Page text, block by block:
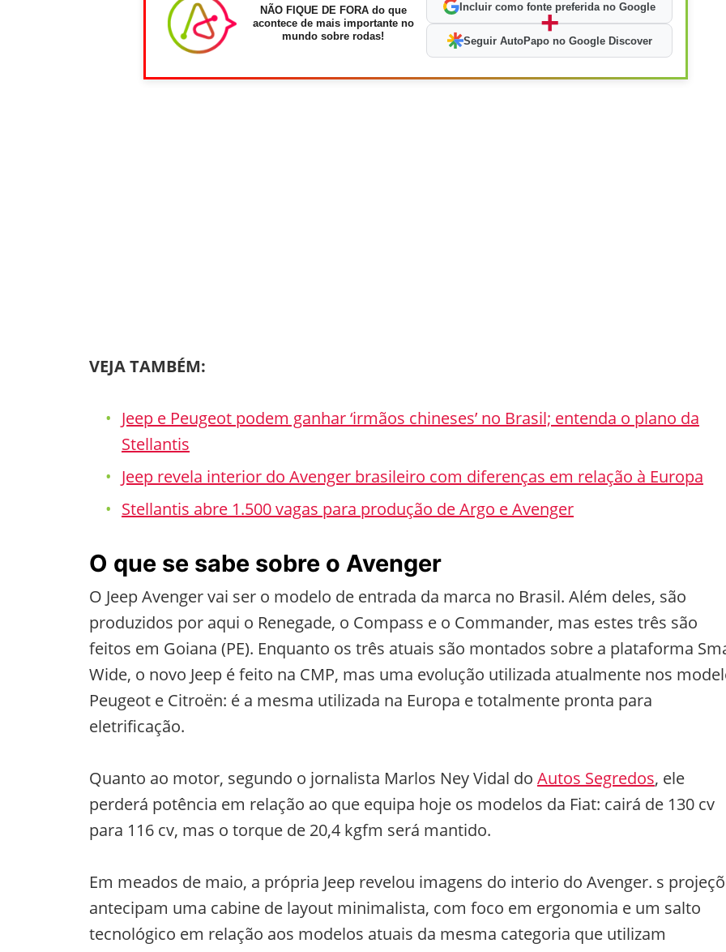
NÃO FIQUE DE FORA do que
acontece de mais importante no
mundo sobre rodas!
Incluir como fonte preferida no Google
+
Seguir AutoPapo no Google Discover
VEJA TAMBÉM:
Jeep e Peugeot podem ganhar ‘irmãos chineses’ no Brasil; entenda o plano da
Stellantis
Jeep revela interior do Avenger brasileiro com diferenças em relação à Europa
Stellantis abre 1.500 vagas para produção de Argo e Avenger
O que se sabe sobre o Avenger
O Jeep Avenger vai ser o modelo de entrada da marca no Brasil. Além deles, são
produzidos por aqui o Renegade, o Compass e o Commander, mas estes três são
feitos em Goiana (PE). Enquanto os três atuais são montados sobre a plataforma
Wide, o novo Jeep é feito na CMP, mas uma evolução utilizada atualmente nos
Peugeot e Citroën: é a mesma utilizada na Europa e totalmente pronta para
eletrificação.
Quanto ao motor, segundo o jornalista Marlos Ney Vidal do Autos Segredos, ele
perderá potência em relação ao que equipa hoje os modelos da Fiat: cairá de 130 cv
para 116 cv, mas o torque de 20,4 kgfm será mantido.
Em meados de maio, a própria Jeep revelou imagens do interio do Avenger. s
antecipam uma cabine de layout minimalista, com foco em ergonomia e um salto
tecnológico em relação aos modelos atuais da mesma categoria que utilizam